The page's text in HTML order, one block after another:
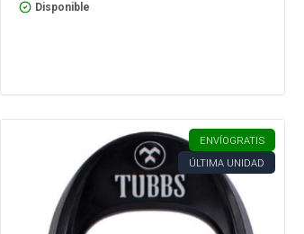
Disponible
ENVÍOGRATIS
ÚLTIMA UNIDAD